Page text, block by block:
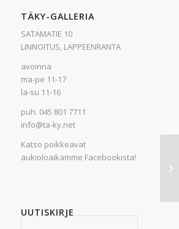
TÄKY-GALLERIA
SATAMATIE 10
LINNOITUS, LAPPEENRANTA
avoinna
ma-pe 11-17
la-su 11-16
puh. 045 801 7711
info@ta-ky.net
Katso poikkeavat
aukioloaikamme Facebookista!
UUTISKIRJE